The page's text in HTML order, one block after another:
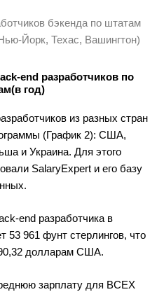
бэкенда по штатам
Йорк, Техас, Вашингтон)
end разработчиков по
год)
из разных стран
(График 2): США,
и Украина. Для этого
SalaryExpert и его базу
end разработчика в
53 961 фунт стерлингов, что
долларам США.
зарплату для ВСЕХ